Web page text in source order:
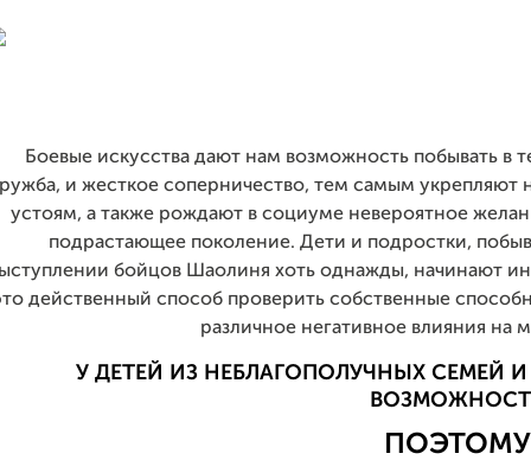
Боевые искусства дают нам возможность побывать в
и жесткое соперничество, тем самым
устоям, а также рождают в социуме невероятное
подрастающее поколение. Дети и подростки,
бойцов Шаолиня хоть однажды, начинают
действенный способ проверить собственные
различное негативное влияния на
У ДЕТЕЙ ИЗ НЕБЛАГОПОЛУЧНЫХ СЕМЕЙ